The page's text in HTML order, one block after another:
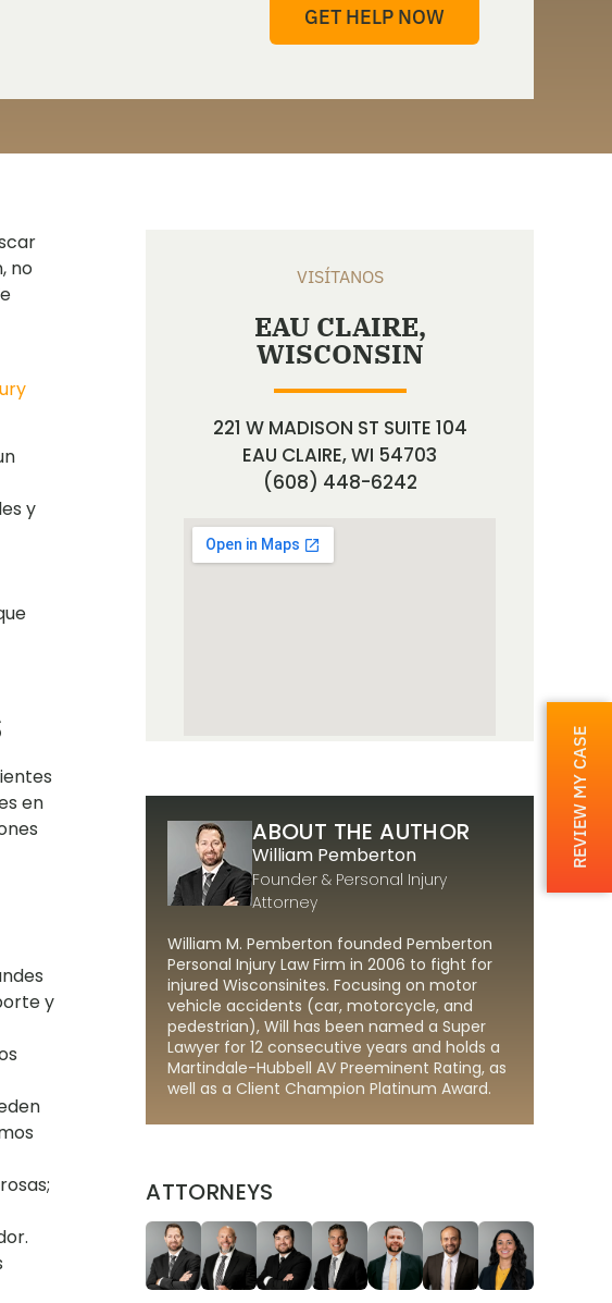
REVIEW MY CASE
no
y
en
y
VISÍTANOS
EAU CLAIRE,
WISCONSIN
221 W MADISON ST SUITE 104
EAU CLAIRE, WI 54703
(608) 448-6242
ABOUT THE AUTHOR
William Pemberton
Founder & Personal Injury
Attorney
William M. Pemberton founded Pemberton
Personal Injury Law Firm in 2006 to fight for
injured Wisconsinites. Focusing on motor
vehicle accidents (car, motorcycle, and
pedestrian), Will has been named a Super
Lawyer for 12 consecutive years and holds a
Martindale-Hubbell AV Preeminent Rating, as
well as a Client Champion Platinum Award.
ATTORNEYS